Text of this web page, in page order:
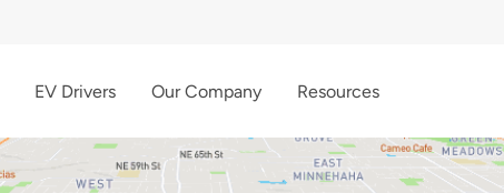
EV Drivers Our Company Resources